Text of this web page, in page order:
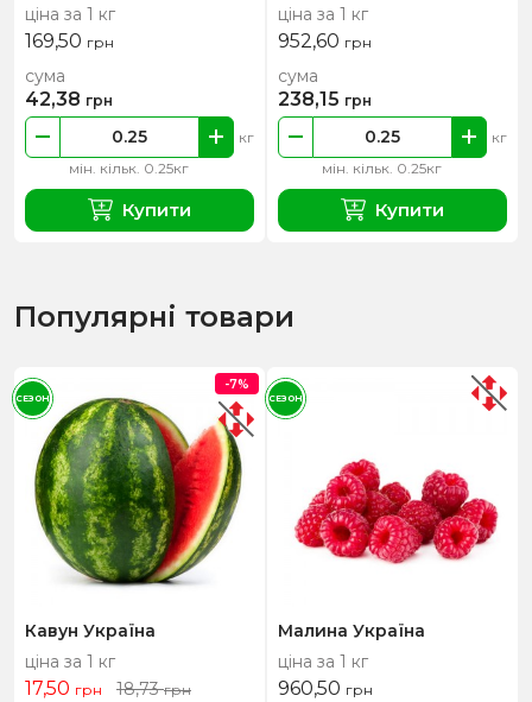
ціна за 1 кг
169,50 грн
мін. кільк. 0.25кг
кг
сума
42,38 грн
Купити
ціна за 1 кг
952,60 грн
мін. кільк. 0.25кг
кг
сума
238,15 грн
Купити
Популярні товари
Кавун Україна
ціна за 1 кг
17,50 грн 18,73грн
-7%
СЕЗОН
Малина Україна
ціна за 1 кг
960,50 грн
СЕЗОН